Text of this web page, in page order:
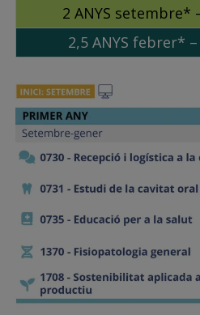
2 ANYS setembre*
2,5 ANYS febrer*